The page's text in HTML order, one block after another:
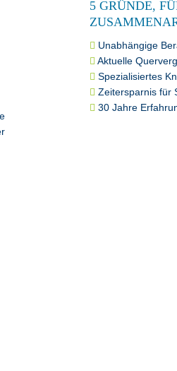
5 GRÜNDE,
Unabhängige
Aktuelle
Spezialisiertes
Zeitersparnis für
30 Jahre